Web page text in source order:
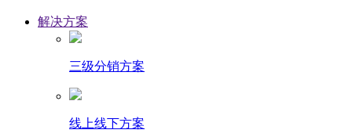
解决方案
三级分销方案
线上线下方案